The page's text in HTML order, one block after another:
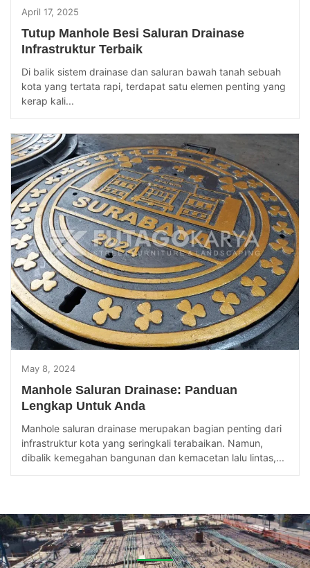
April 17, 2025
Tutup Manhole Besi Saluran Drainase
Infrastruktur Terbaik
Di balik sistem drainase dan saluran bawah tanah sebuah
kota yang tertata rapi, terdapat satu elemen penting yang
kerap kali...
May 8, 2024
Manhole Saluran Drainase: Panduan
Lengkap Untuk Anda
Manhole saluran drainase merupakan bagian penting dari
infrastruktur kota yang seringkali terabaikan. Namun,
dibalik kemegahan bangunan dan kemacetan lalu lintas,...